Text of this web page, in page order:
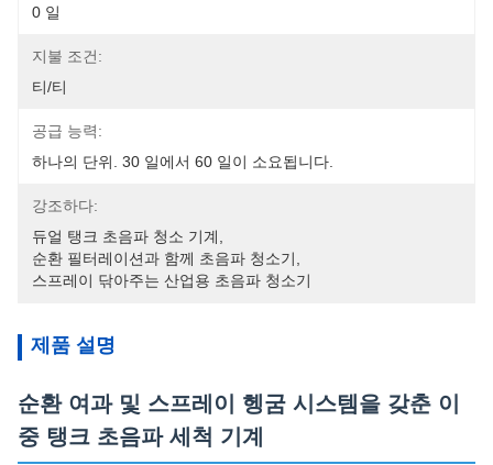
0 일
지불 조건:
티/티
공급 능력:
하나의 단위. 30 일에서 60 일이 소요됩니다.
강조하다:
듀얼 탱크 초음파 청소 기계
순환 필터레이션과 함께 초음파 청소기
스프레이 닦아주는 산업용 초음파 청소기
제품 설명
순환 여과 및 스프레이 헹굼 시스템을 갖춘 이
중 탱크 초음파 세척 기계